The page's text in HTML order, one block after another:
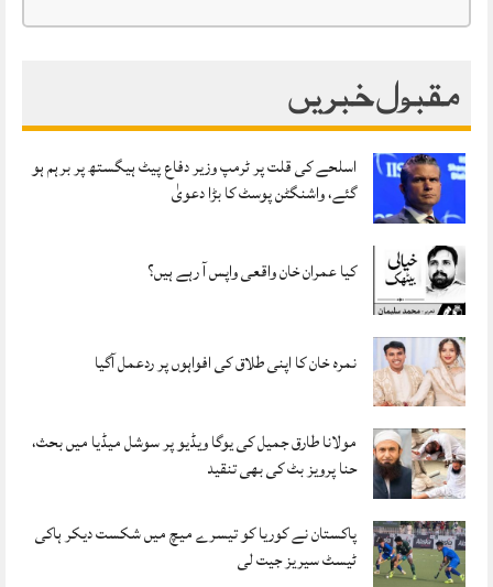
مقبول خبریں
اسلحے کی قلت پر ٹرمپ وزیر دفاع پیٹ ہیگستھ پر برہم ہو
گئے، واشنگٹن پوسٹ کا بڑا دعویٰ
کیا عمران خان واقعی واپس آ رہے ہیں؟
نمرہ خان کا اپنی طلاق کی افواہوں پر ردعمل آگیا
مولانا طارق جمیل کی یوگا ویڈیو پر سوشل میڈیا میں بحث،
حنا پرویز بٹ کی بھی تنقید
پاکستان نے کوریا کو تیسرے میچ میں شکست دیکر ہاکی
ٹیسٹ سیریز جیت لی